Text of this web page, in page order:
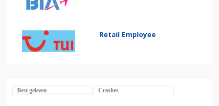
Retail Employee
Best gelezen Crashes